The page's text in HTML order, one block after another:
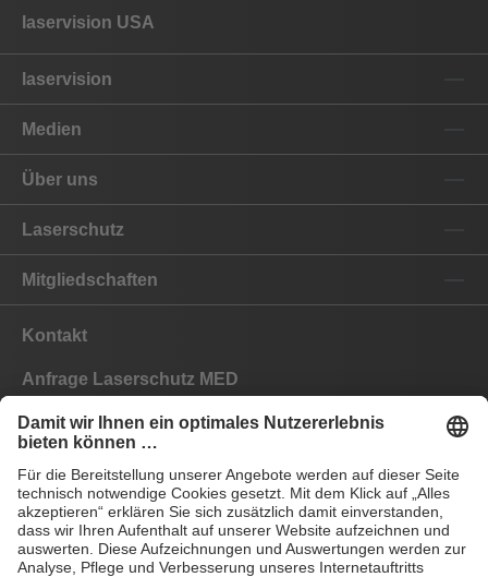
laservision USA
laservision
Medien
Über uns
Laserschutz
Mitgliedschaften
Kontakt
Anfrage Laserschutz MED
Anfrage Laserschutz IND
EYEPRO Schutzstufenrechner
Gebrauchsanleitungen
Häufige Fragen